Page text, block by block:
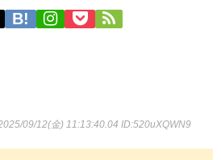
2025/09/12(金) 11:13:40.04 ID:520uXQWN9